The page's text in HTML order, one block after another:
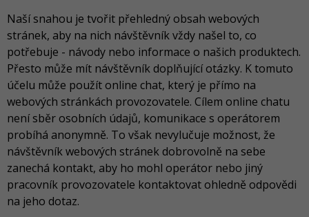
Naší snahou je tvořit přehledný obsah webových
stránek, aby na nich návštěvník vždy našel to, co
potřebuje - návody nebo informace o našich produktech.
Přesto může mít návštěvník doplňující otázky. K tomuto
účelu může použít online chat, který je přímo na
webových stránkách provozovatele. Cílem online chatu
není sběr osobních údajů, komunikace s operátorem
probíhá anonymně. To však nevylučuje možnost, že
návštěvník webových stránek dobrovolně na sebe
zanechá kontakt, aby ho mohl operátor nebo jiný
pracovník provozovatele kontaktovat ohledně odpovědi
na jeho dotaz.